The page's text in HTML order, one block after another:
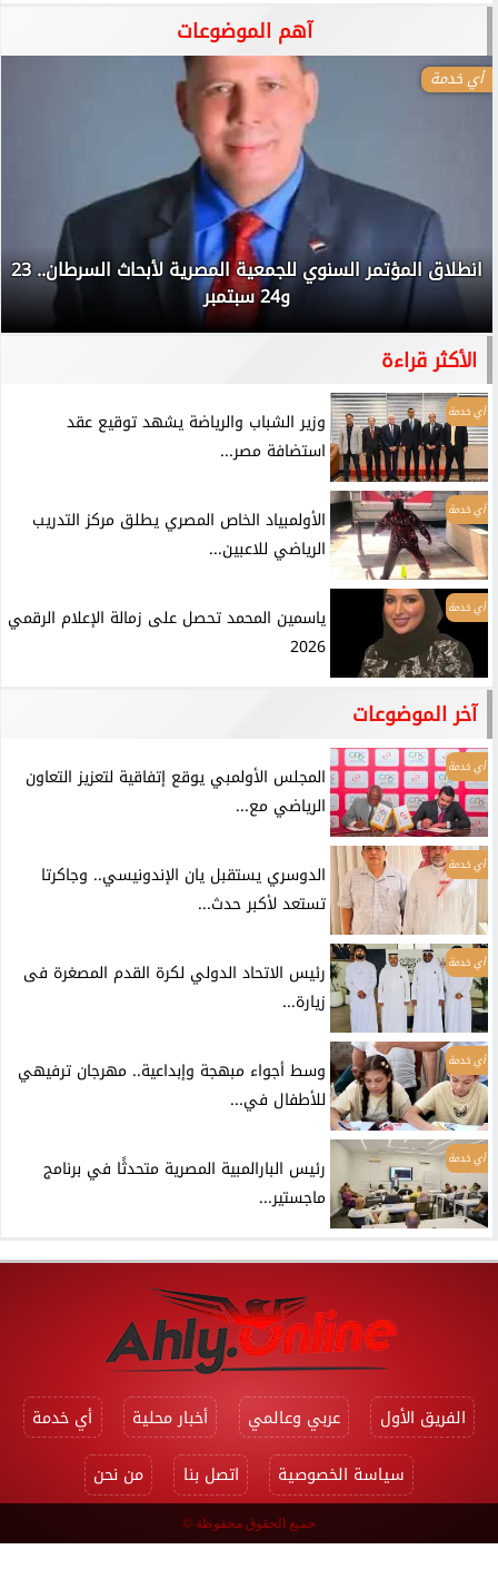
آهم الموضوعات
أي خدمة
انطلاق المؤتمر السنوي للجمعية المصرية لأبحاث السرطان.. 23
و24 سبتمبر
الأكثر قراءة
أي خدمة
وزير الشباب والرياضة يشهد توقيع عقد
استضافة مصر...
أي خدمة
الأولمبياد الخاص المصري يطلق مركز التدريب
الرياضي للاعبين...
أي خدمة
ياسمين المحمد تحصل على زمالة الإعلام الرقمي
2026
آخر الموضوعات
أي خدمة
المجلس الأولمبي يوقع إتفاقية لتعزيز التعاون
الرياضي مع...
أي خدمة
الدوسري يستقبل يان الإندونيسي.. وجاكرتا
تستعد لأكبر حدث...
أي خدمة
رئيس الاتحاد الدولي لكرة القدم المصغرة فى
زيارة...
أي خدمة
وسط أجواء مبهجة وإبداعية.. مهرجان ترفيهي
للأطفال في...
أي خدمة
رئيس البارالمبية المصرية متحدثًا في برنامج
ماجستير...
الفريق الأول عربي وعالمي أخبار محلية
أي خدمة
سياسة الخصوصية
اتصل بنا من نحن
جميع الحقوق محفوظة ©